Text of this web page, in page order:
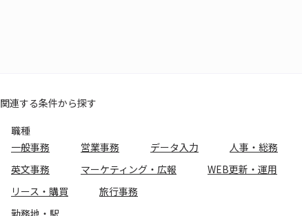
関連する条件から探す
職種
一般事務
営業事務 データ入力 人事・総務
英文事務
マーケティング・広報 WEB更新・運用
リース・購買
旅行事務
勤務地・駅